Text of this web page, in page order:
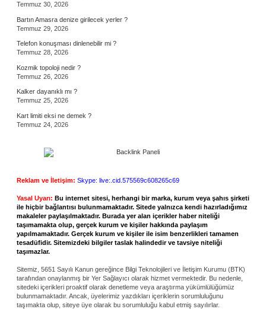
Temmuz 30, 2026
Bartın Amasra denize girilecek yerler ?
Temmuz 29, 2026
Telefon konuşması dinlenebilir mi ?
Temmuz 28, 2026
Kozmik topoloji nedir ?
Temmuz 26, 2026
Kalker dayanıklı mı ?
Temmuz 25, 2026
Kart limiti eksi ne demek ?
Temmuz 24, 2026
Reklam ve İletişim: Skype: live:.cid.575569c608265c69
Yasal Uyarı: Bu internet sitesi, herhangi bir marka, kurum veya şahıs şirketi
ile hiçbir bağlantısı bulunmamaktadır. Sitede yalnızca kendi hazırladığımız
makaleler paylaşılmaktadır. Burada yer alan içerikler haber niteliği
taşımamakta olup, gerçek kurum ve kişiler hakkında paylaşım
yapılmamaktadır. Gerçek kurum ve kişiler ile isim benzerlikleri tamamen
tesadüfidir. Sitemizdeki bilgiler taslak halindedir ve tavsiye niteliği
taşımazlar.
Sitemiz, 5651 Sayılı Kanun gereğince Bilgi Teknolojileri ve İletişim Kurumu (BTK)
tarafından onaylanmış bir Yer Sağlayıcı olarak hizmet vermektedir. Bu nedenle,
sitedeki içerikleri proaktif olarak denetleme veya araştırma yükümlülüğümüz
bulunmamaktadır. Ancak, üyelerimiz yazdıkları içeriklerin sorumluluğunu
taşımakta olup, siteye üye olarak bu sorumluluğu kabul etmiş sayılırlar.